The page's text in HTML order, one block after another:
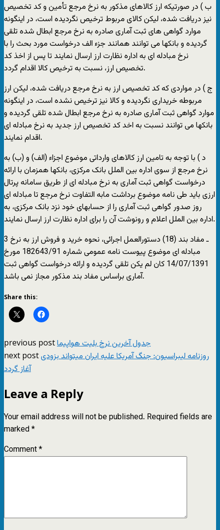
ب ) در صورتیکه ارز کالاهای مذکور به نرخ مرجع تأمین و کد تخصیص
نیز دریافت شده، لیکن کالای مربوط ترخیص نگردیده است، در اینگونه
موارد گواهی های ثبت آماری صادره به نرخ مرجع ابطال شده تلقی
گردیده و بانکها می توانند همانند جزء الف درخواست مورد بحث را با
نرخ مبادله ای به اداره نظارت ارز ارسال نمایند تا پس از اخذ کد
تخصیص ارز، نسبت به ترخیص کالا اقدام گردد.
ج ) در مواردی که کد تخصیص ارز به نرخ مرجع دریافت شده، لیکن ارز
مربوطه خریداری نگردیده و کالا نیز ترخیص نشده است، در اینگونه
موارد گواهی ثبت آماری صادره به نرخ مرجع ابطال شده تلقی گردیده و
بانکها می توانند نسبت به اخد کد تخصیص ارز جدید به نرخ مبادله ای
اقدام نمایند.
د ) با توجه به تامین ارز کالاهای وارداتی موضوع اجزاء (الف) و (ب) به
نرخ مرجع از سوی اداره بین الملل بانک مرکزی، بانکها همزمان با ارائه
درخواست گواهی ثبت آماری به نرخ مبادله ای از طریق سامانه پرتال
ارزی باید طی نامه موضوع برداشت مابه التفاوت نرخ مرجع تا مبادله ای
روز صدور گواهی ثبت آماری را از حسابهای خود نزد بانک مرکزی، به
اداره بین الملل اعلام و رونوشت آن را برای اداره نظارت ارز ارسال نمایند.
3 ـ مفاد بند (18) دستورالعمل اجرائی، نحوه خرید و فروش ارز به نرخ
مبادله ای موضوع پیوست نامه عمومی شماره 182643/91 مورخ
14/07/1391 کان لم یکن تلقی گردیده و ارائه درخواست گواهی ثبت
آماری براساس مفاد بند مذکور مجاز نمی باشد.
Share this:
previous postجدول آخرین نرخ بلیت هواپیما
next postروزنامه لیبراسیون: جنگ آمریکا علیه ایران میتواند بزودی
آغاز گردد
Leave a Reply
Your email address will not be published. Required fields are
marked*
Comment*